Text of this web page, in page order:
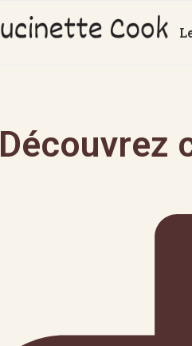
Découvrez